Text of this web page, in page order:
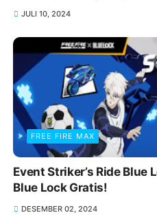
JULI 10, 2024
FREE FIRE MAX
Event Striker’s Ride Blue
Blue Lock Gratis!
DESEMBER 02, 2024